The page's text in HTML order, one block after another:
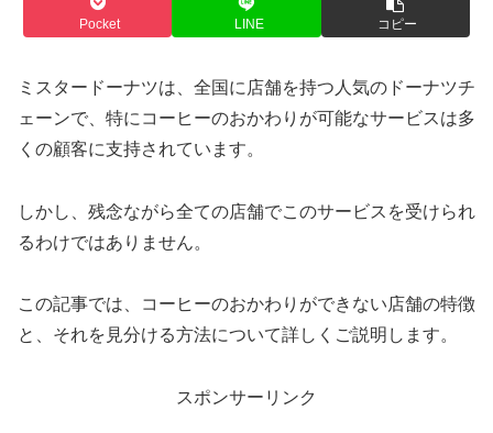
Pocket LINE コピー
ミスタードーナツは、全国に店舗を持つ人気のドーナツチ
ェーンで、特にコーヒーのおかわりが可能なサービスは多
くの顧客に支持されています。
しかし、残念ながら全ての店舗でこのサービスを受けられ
るわけではありません。
この記事では、コーヒーのおかわりができない店舗の特徴
と、それを見分ける方法について詳しくご説明します。
スポンサーリンク